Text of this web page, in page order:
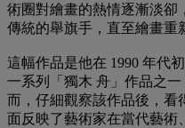
術圈對繪畫的熱情逐漸淡卻
傳統的舉旗手，直至繪畫重
這幅作品是他在 1990 年代
一系列「獨木 舟」作品之
而，仔細觀察該作品後，看
面反映了藝術家在當代藝術